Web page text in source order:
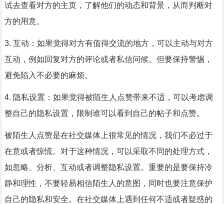
试去查看对方的主页，了解他们的动态和背景，从而判断对
方的用意。
3. 互动：如果觉得对方有值得交流的地方，可以主动与对方
互动，例如回复对方的评论或者私信问候。但要保持警惕，
避免陷入不必要的麻烦。
4. 隐私设置：如果觉得被陌生人点赞带来不适，可以考虑调
整自己的隐私设置，限制谁可以看到自己的帖子和点赞。
被陌生人点赞是在社交媒体上很常见的情况，我们不必过于
在意或者惊慌。对于这种情况，可以采取不同的处理方式，
如忽略、分析、互动或者调整隐私设置。重要的是要保持冷
静和理性，不要轻易相信陌生人的意图，同时也要注意保护
自己的隐私和安全。在社交媒体上遇到任何不适或者疑惑的